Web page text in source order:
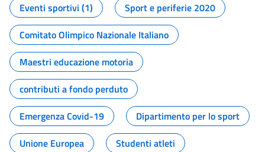
Eventi sportivi (1)
Sport e periferie 2020
Comitato Olimpico Nazionale Italiano
Maestri educazione motoria
contributi a fondo perduto
Emergenza Covid-19
Dipartimento per lo sport
Unione Europea
Studenti atleti